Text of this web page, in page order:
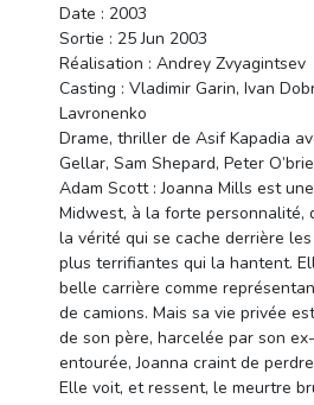
Date : 2003
Sortie : 25 Jun 2003
Réalisation : Andrey Zvyagintsev
Casting : Vladimir Garin, Ivan
Lavronenko
Drame, thriller de Asif Kapadia
Gellar, Sam Shepard, Peter
Adam Scott : Joanna Mills est
Midwest, à la forte personnalité,
la vérité qui se cache derrière
plus terrifiantes qui la hantent.
belle carrière comme
de camions. Mais sa vie privée
de son père, harcelée par son
entourée, Joanna craint de
Elle voit, et ressent, le meurtre